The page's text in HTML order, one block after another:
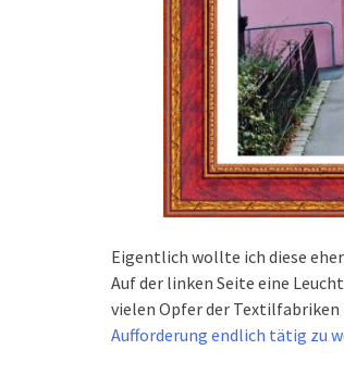
Eigentlich wollte ich diese
Auf der linken Seite eine
vielen Opfer der Textilfabriken
Aufforderung endlich tätig zu